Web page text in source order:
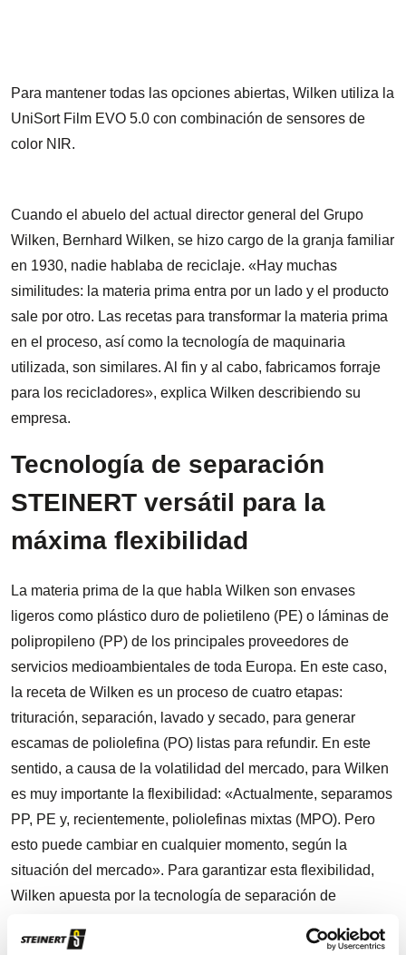
Para mantener todas las opciones abiertas, Wilken utiliza la
UniSort Film EVO 5.0 con combinación de sensores de
color NIR.
Cuando el abuelo del actual director general del Grupo
Wilken, Bernhard Wilken, se hizo cargo de la granja familiar
en 1930, nadie hablaba de reciclaje. «Hay muchas
similitudes: la materia prima entra por un lado y el producto
sale por otro. Las recetas para transformar la materia prima
en el proceso, así como la tecnología de maquinaria
utilizada, son similares. Al fin y al cabo, fabricamos forraje
para los recicladores», explica Wilken describiendo su
empresa.
Tecnología de separación
STEINERT versátil para la
máxima flexibilidad
La materia prima de la que habla Wilken son envases
ligeros como plástico duro de polietileno (PE) o láminas de
polipropileno (PP) de los principales proveedores de
servicios medioambientales de toda Europa. En este caso,
la receta de Wilken es un proceso de cuatro etapas:
trituración, separación, lavado y secado, para generar
escamas de poliolefina (PO) listas para refundir. En este
sentido, a causa de la volatilidad del mercado, para Wilken
es muy importante la flexibilidad: «Actualmente, separamos
PP, PE y, recientemente, poliolefinas mixtas (MPO). Pero
esto puede cambiar en cualquier momento, según la
situación del mercado». Para garantizar esta flexibilidad,
Wilken apuesta por la tecnología de separación de
combinación de sensores (NIR) de infrarrojo cercano de